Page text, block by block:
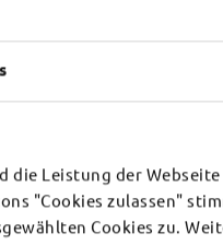
die Leistung der
"Cookies zulassen"
Cookies zu.
TOP